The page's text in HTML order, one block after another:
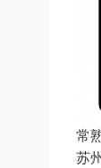
常
苏